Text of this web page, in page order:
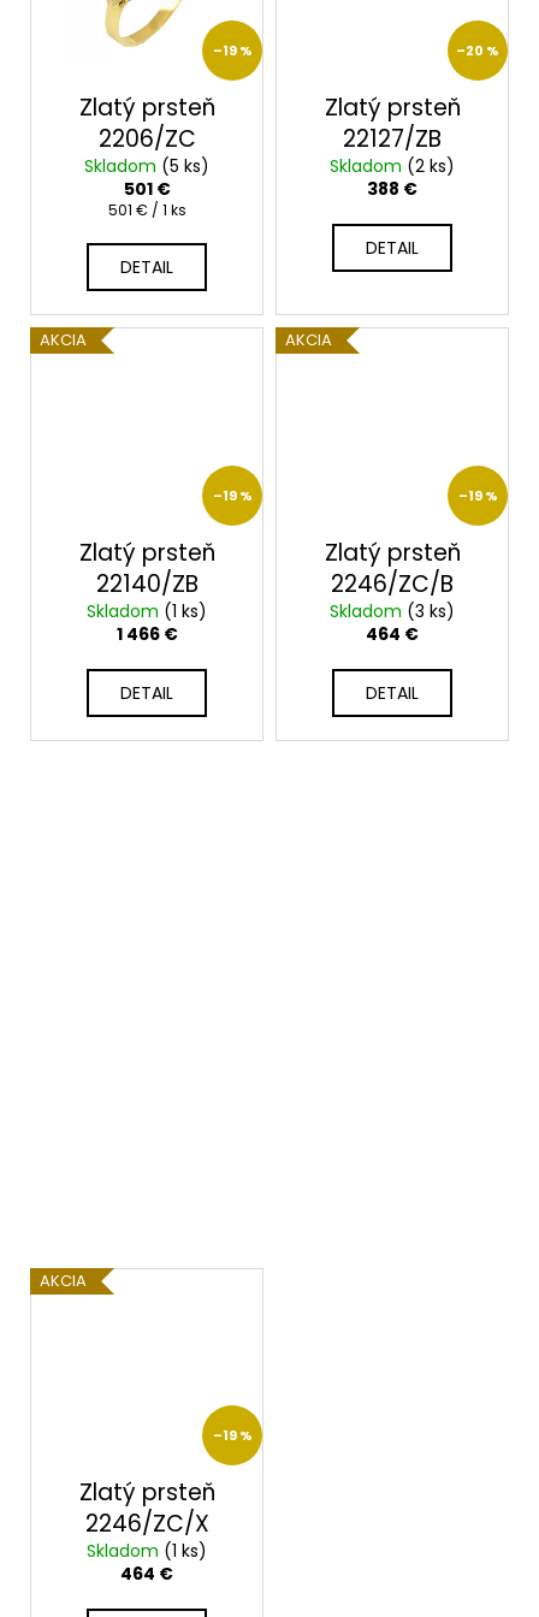
–19 %
Zlatý prsteň
2206/ZC
Skladom (5 ks)
501 €
Jednotková
501 € / 1 ks
DETAIL
–20 %
Zlatý prsteň
22127/ZB
Skladom (2 ks)
388 €
DETAIL
AKCIA
–19 %
Zlatý prsteň
22140/ZB
Skladom (1 ks)
1 466 €
DETAIL
AKCIA
–19 %
Zlatý prsteň
2246/ZC/B
Skladom (3 ks)
464 €
DETAIL
AKCIA
–19 %
Zlatý prsteň
2246/ZC/X
Skladom (1 ks)
464 €